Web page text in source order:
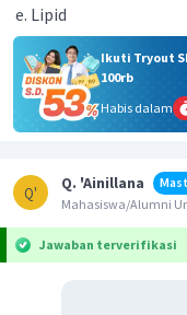
Lipid
Ikuti Tryout
100rb
Habis dalam
Q'
Q. 'Ainillana
Mahasiswa/Alumni
Jawaban terverifikasi